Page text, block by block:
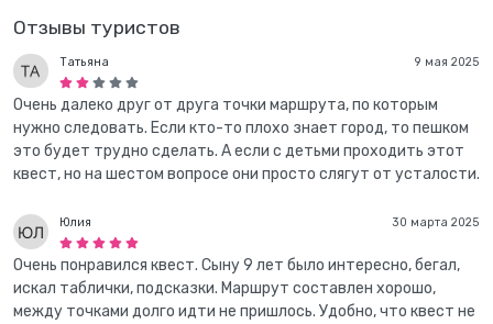
Отзывы туристов
9 мая 2025
Татьяна
Очень далеко друг от друга точки маршрута, по которым
нужно следовать. Если кто-то плохо знает город, то пешком
это будет трудно сделать. А если с детьми проходить этот
квест, но на шестом вопросе они просто слягут от усталости.
30 марта 2025
Юлия
Очень понравился квест. Сыну 9 лет было интересно, бегал,
искал таблички, подсказки. Маршрут составлен хорошо,
между точками долго идти не пришлось. Удобно, что квест не